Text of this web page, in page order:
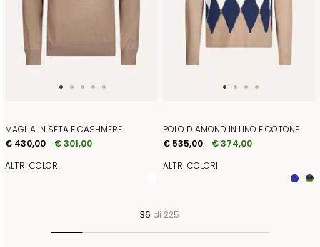
MAGLIA IN SETA E CASHMERE
€ 430,00
€ 301,00
ALTRI COLORI
POLO DIAMOND IN LINO E COTONE
€ 535,00
€ 374,00
ALTRI COLORI
36 di 225